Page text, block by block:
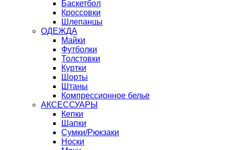
Баскетбол
Кроссовки
Шлепанцы
ОДЕЖДА
Майки
Футболки
Толстовки
Куртки
Шорты
Штаны
Компрессионное белье
АКСЕССУАРЫ
Кепки
Шапки
Сумки/Рюкзаки
Носки